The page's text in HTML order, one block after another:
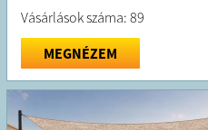
Vásárlások száma: 89
MEGNÉZEM